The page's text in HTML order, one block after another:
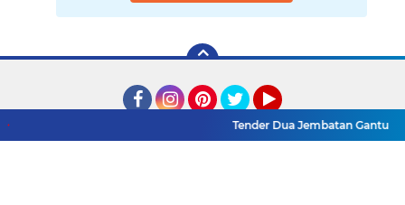
PinterestTwitterYouTube
Redaksi UU Pers Pedoman Media Siber Sitemap
Tender Dua Jembatan Gantung